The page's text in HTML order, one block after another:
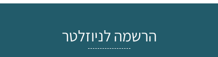
הרשמה לניוזלטר